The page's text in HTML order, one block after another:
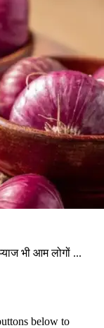
भी आम लोगों ...
below to